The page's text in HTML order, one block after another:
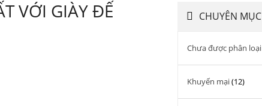
VỚI GIÀY ĐẾ CHUYÊN MỤC
Chưa được phân loại
Khuyến mại(12)